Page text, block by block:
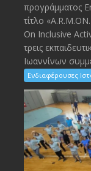
προγράμματος
τίτλο
On Inclusive
τρεις
Ιωαννίνων
Ενδιαφέρουσες